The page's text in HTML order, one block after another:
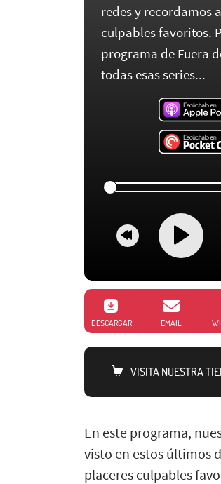
redes y recordamos
culpables favoritos.
programa de Fuera
todas esas series...
DESCARGAR EMAIL
VISITA NUESTRA
En este programa,
visto en estos últimos
placeres culpables